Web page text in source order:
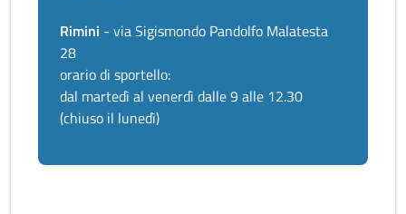
Rimini - via Sigismondo Pandolfo Malatesta
28
orario di sportello:
dal martedì al venerdì dalle 9 alle 12.30
(chiuso il lunedì)